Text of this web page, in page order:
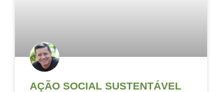
AÇÃO SOCIAL SUSTENTÁVEL